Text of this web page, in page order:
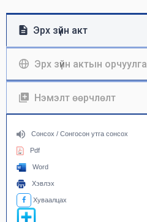
Эрх зүйн акт
Эрх зүйн актын орчуулга
Нэмэлт өөрчлөлт
Сонсох / Сонгосон утга сонсох
Pdf
Word
Хэвлэх
Хуваалцах